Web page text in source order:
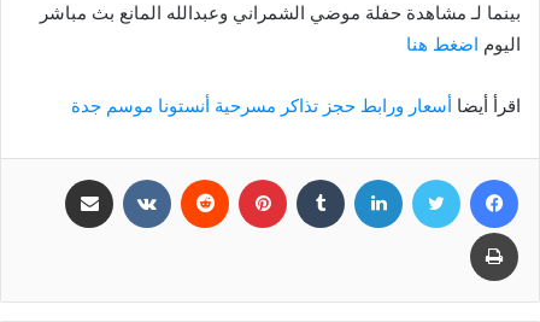
بينما لـ مشاهدة حفلة موضي الشمراني وعبدالله المانع بث مباشر
اليوم اضغط هنا
اقرأ أيضا أسعار ورابط حجز تذاكر مسرحية أنستونا موسم جدة
فيسبوك تويتر لينكدإن بينتيريست
طباعة